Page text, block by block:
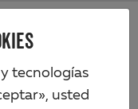
tecnologías
usted
Perfil cilíndrico